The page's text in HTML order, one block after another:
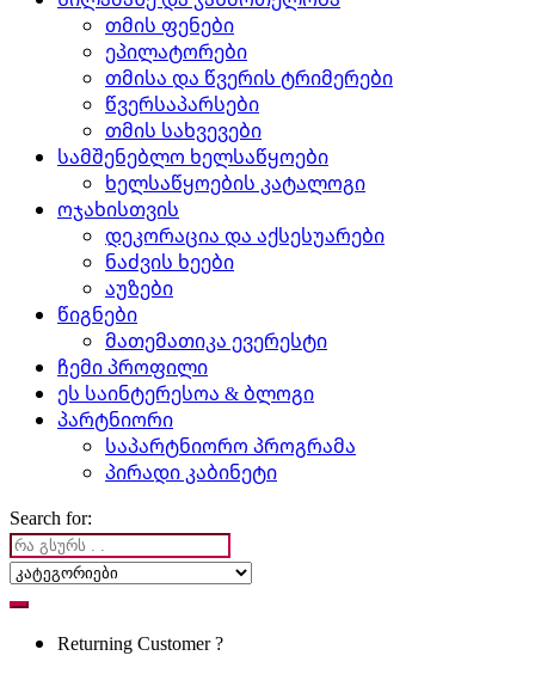
თმის ფენები
ეპილატორები
თმისა და წვერის ტრიმერები
წვერსაპარსები
თმის სახვევები
სამშენებლო ხელსაწყოები
ხელსაწყოების კატალოგი
ოჯახისთვის
დეკორაცია და აქსესუარები
ნაძვის ხეები
აუზები
წიგნები
მათემათიკა ევერესტი
ჩემი პროფილი
ეს საინტერესოა & ბლოგი
პარტნიორი
საპარტნიორო პროგრამა
პირადი კაბინეტი
Search for:
Returning Customer ?